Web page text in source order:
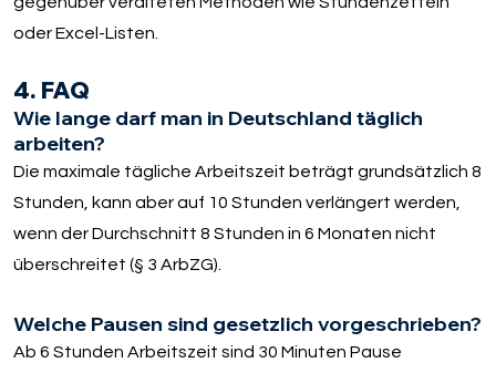
oder Excel-Listen.
4. FAQ
Wie lange darf man in Deutschland täglich
arbeiten?
Die maximale tägliche Arbeitszeit beträgt grundsätzlich 8
Stunden, kann aber auf 10 Stunden verlängert werden,
wenn der Durchschnitt 8 Stunden in 6 Monaten nicht
überschreitet (§ 3 ArbZG).
Welche Pausen sind gesetzlich vorgeschrieben?
Ab 6 Stunden Arbeitszeit sind 30 Minuten Pause